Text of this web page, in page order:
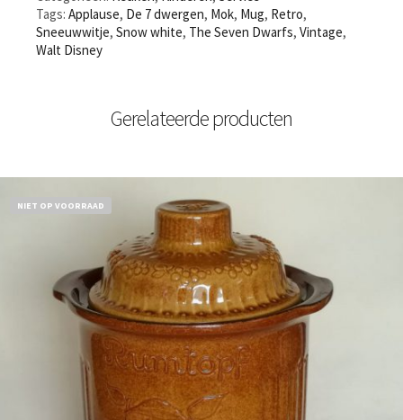
Tags: Applause, De 7 dwergen, Mok, Mug, Retro,
Sneeuwwitje, Snow white, The Seven Dwarfs, Vintage,
Walt Disney
Gerelateerde producten
NIET OP VOORRAAD